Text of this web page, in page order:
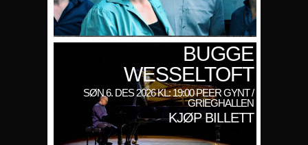
BUGGE
WESSELTOFT
SØN 6. DES 2026 KL: 19:00 PEER GYNT /
GRIEGHALLEN
KJØP BILLETT